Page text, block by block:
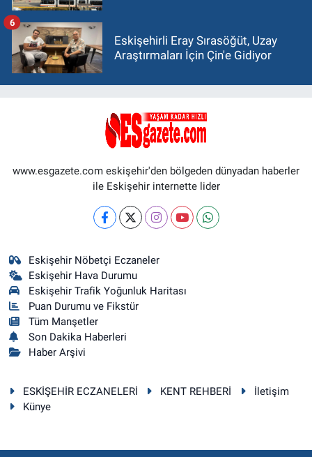
Eskişehirli Eray Sırasöğüt, Uzay
Araştırmaları İçin Çin'e Gidiyor
6
www.esgazete.com eskişehir'den bölgeden dünyadan haberler
ile Eskişehir internette lider
Eskişehir Nöbetçi Eczaneler
Eskişehir Hava Durumu
Eskişehir Trafik Yoğunluk Haritası
Puan Durumu ve Fikstür
Tüm Manşetler
Son Dakika Haberleri
Haber Arşivi
ESKİŞEHİR ECZANELERİ KENT REHBERİ
İletişim
Künye